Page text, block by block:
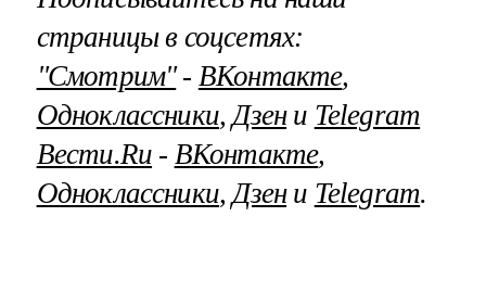
страницы в соцсетях:
"Смотрим"‐ ВКонтакте,
Одноклассники, Дзени Telegram
Вести.Ru ‐ ВКонтакте,
Одноклассники, Дзени Telegram.